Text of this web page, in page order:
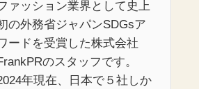
ァッション業界として史上
の外務省ジャパンSDGsア
ードを受賞した株式会社
のスタッフです。
年現在、日本で５社しか